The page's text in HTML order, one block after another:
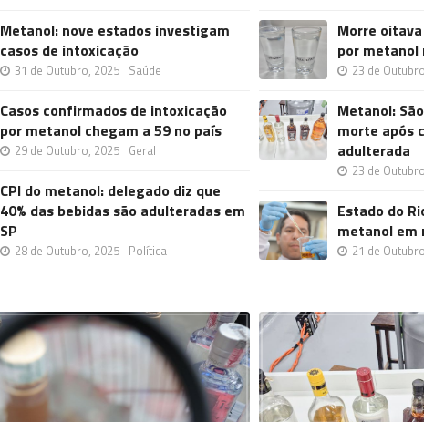
Metanol: nove estados investigam
casos de intoxicação
31 de Outubro, 2025 Saúde
Casos confirmados de intoxicação
por metanol chegam a 59 no país
29 de Outubro, 2025 Geral
CPI do metanol: delegado diz que
40% das bebidas são adulteradas em
SP
28 de Outubro, 2025 Política
Morre
por metanol
23 de
Metanol:
morte após
adulterada
23 de
Estado do
metanol em
21 de